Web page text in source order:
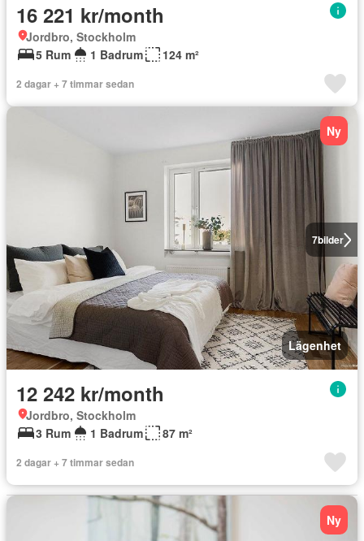
16 221 kr/month
Jordbro, Stockholm
5 Rum
1 Badrum 124 m²
2 dagar + 7 timmar sedan
7bilder
Ny
Lägenhet
12 242 kr/month
Jordbro, Stockholm
3 Rum
1 Badrum 87 m²
2 dagar + 7 timmar sedan
Ny